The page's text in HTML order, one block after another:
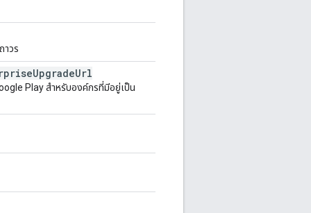
าวร
UpgradeUrl
Play สำหรับองค์กรที่มีอยู่เป็น